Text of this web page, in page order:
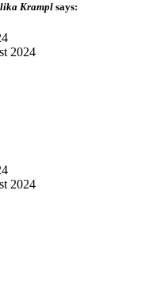
Kramplsays:
2024
2024